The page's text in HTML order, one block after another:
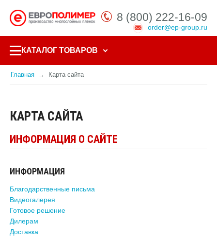
8 (800) 222-16-09
order@ep-group.ru
КАТАЛОГ ТОВАРОВ
Главная Карта сайта
КАРТА САЙТА
ИНФОРМАЦИЯ О САЙТЕ
ИНФОРМАЦИЯ
Благодарственные письма
Видеогалерея
Готовое решение
Дилерам
Доставка